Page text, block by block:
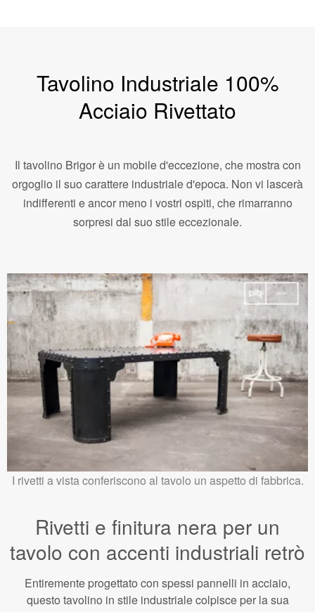
Tavolino Industriale 100%
Acciaio Rivettato
Il tavolino Brigor è un mobile d'eccezione, che mostra con
orgoglio il suo carattere industriale d'epoca. Non vi lascerà
indifferenti e ancor meno i vostri ospiti, che rimarranno
sorpresi dal suo stile eccezionale.
I rivetti a vista conferiscono al tavolo un aspetto di fabbrica.
Rivetti e finitura nera per un
tavolo con accenti industriali retrò
Entiremente progettato con spessi pannelli in acciaio,
questo tavolino in stile industriale colpisce per la sua